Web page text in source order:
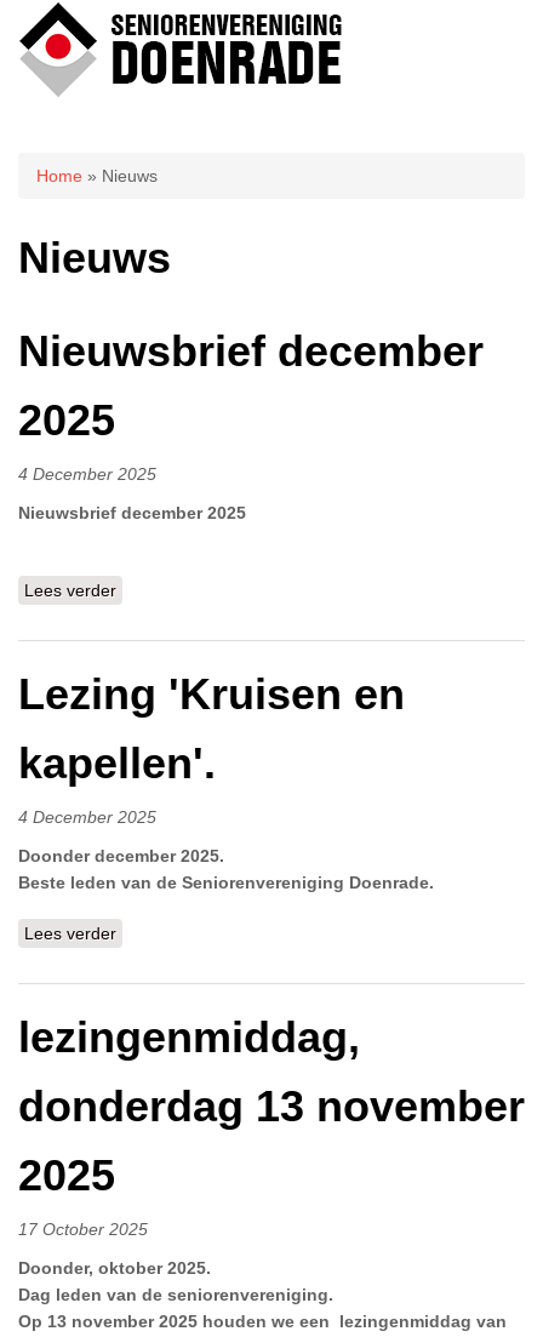
U bent hier
Home » Nieuws
Nieuws
Nieuwsbrief december
2025
4 December 2025
Nieuwsbrief december 2025
Lees verder
Lezing 'Kruisen en
kapellen'.
4 December 2025
Doonder december 2025.
Beste leden van de Seniorenvereniging Doenrade.
Lees verder
lezingenmiddag,
donderdag 13 november
2025
17 October 2025
Doonder, oktober 2025.
Dag leden van de seniorenvereniging.
Op 13 november 2025 houden we een lezingenmiddag van